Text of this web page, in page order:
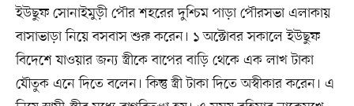
ইউছুফ সোনাইমুড়ী পৌর শহরের দুশ্চিম পাড়া পৌরসভা এলাকায়
বাসাভাড়া নিয়ে বসবাস শুরু করেন। ১ অক্টোবর সকালে ইউছুফ
বিদেশে যাওয়ার জন্য স্ত্রীকে বাপের বাড়ি থেকে এক লাখ টাকা
যৌতুক এনে দিতে বলেন। কিন্তু স্ত্রী টাকা দিতে অস্বীকার করেন। এ